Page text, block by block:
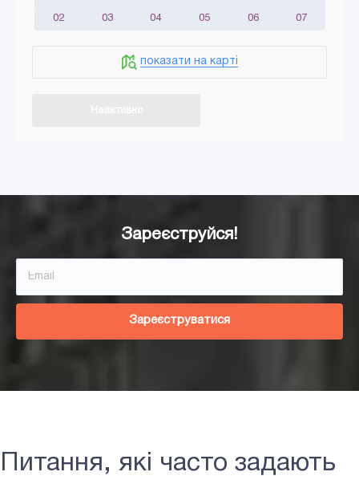
02 03 04 05 06 07
показати на карті
Зареєструйся!
Зареєструватися
Питання, які часто задають